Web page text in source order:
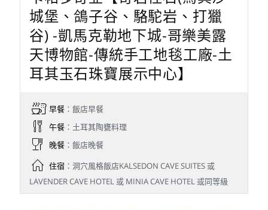
城堡、鴿子谷、駱駝岩、打獵
谷) -凱馬克勒地下城-哥樂美露
天博物館-傳統手工地毯工廠-土
耳其玉石珠寶展示中心】
早餐：飯店早餐
午餐：土耳其陶甕料理
晚餐：飯店晚餐
住宿：洞穴風格飯店KALSEDON CAVE SUITES 或
LAVENDER CAVE HOTEL 或 MINIA CAVE HOTEL 或同等級